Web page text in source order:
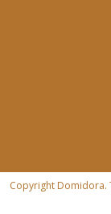
Copyright Domidora.